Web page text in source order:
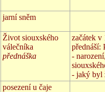
jarní sněm
Život siouxského
válečníka
přednáška
začátek v
přednáší:
-
- jaký byl
posezení u čaje